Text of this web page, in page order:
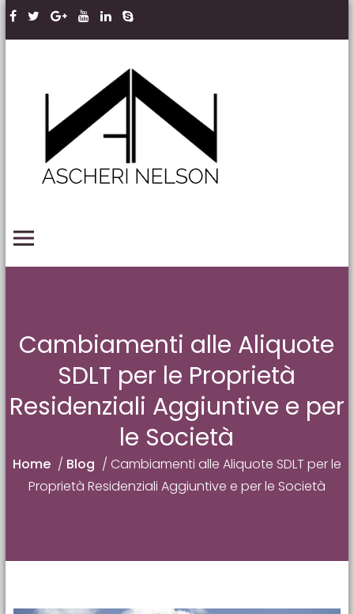
Skip to content
Cambiamenti alle Aliquote
SDLT per le Proprietà
Residenziali Aggiuntive e per
le Società
Home / Blog / Cambiamenti alle Aliquote SDLT per le
Proprietà Residenziali Aggiuntive e per le Società